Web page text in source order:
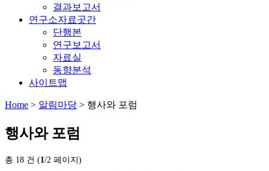
결과보고서
연구소자료곳간
단행본
연구보고서
자료실
동향분석
사이트맵
Home > 알림마당 > 행사와 포럼
행사와 포럼
총 18 건 (1/2 페이지)